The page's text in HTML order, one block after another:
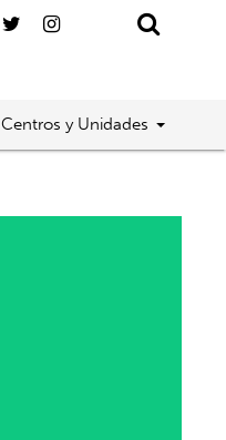
Centros y Unidades